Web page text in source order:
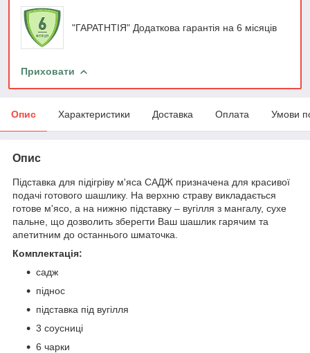
"ГАРАТНТІЯ" Додаткова гарантія на 6 місяців
Приховати
Опис Характеристики Доставка Оплата Умови
Опис
Підставка для підігріву м'яса САДЖ призначена для красивої
подачі готового шашлику. На верхню страву викладається
готове м'ясо, а на нижню підставку – вугілля з мангалу, сухе
пальне, що дозволить зберегти Ваш шашлик гарячим та
апетитним до останнього шматочка.
Комплектація:
садж
піднос
підставка під вугілля
3 соусниці
6 чарки